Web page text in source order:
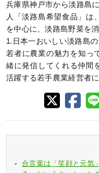
兵庫県神戸市から淡路島
人「淡路島希望食品」は
を中心に、淡路島野菜を
1.日本一おいしい淡路島
若者に農業の魅力を知っ
緒に発信してくれる仲間
活躍する若手農業経営者
合言葉は「笑顔と元気